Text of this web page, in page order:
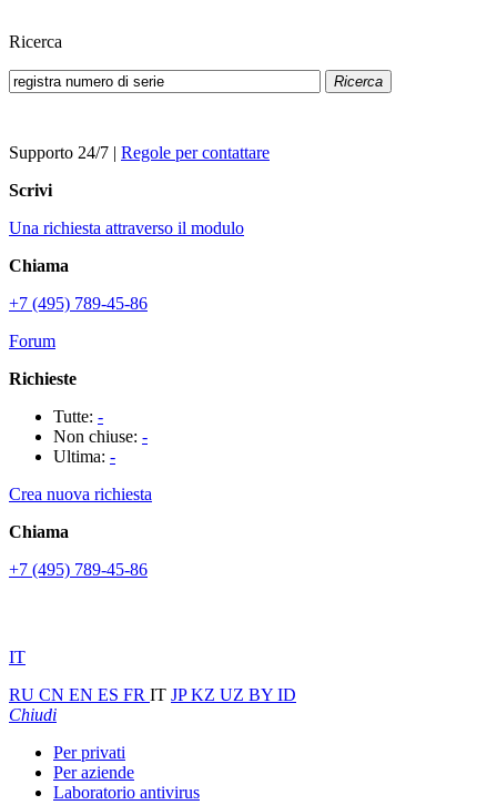
Ricerca
Ricerca
Supporto 24/7 | Regole per contattare
Scrivi
Una richiesta attraverso il modulo
Chiama
+7 (495) 789-45-86
Forum
Richieste
Tutte: -
Non chiuse: -
Ultima: -
Crea nuova richiesta
Chiama
+7 (495) 789-45-86
IT
RU CN EN ES FR IT JPKZ UZ BY ID
Chiudi
Per privati
Per aziende
Laboratorio antivirus